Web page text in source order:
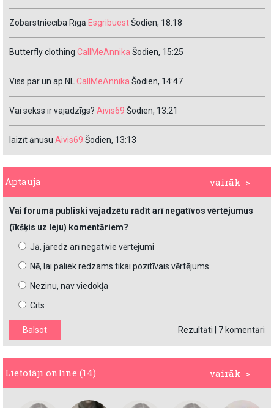
Zobārstniecība Rīgā EsgribuestŠodien, 18:18
Butterfly clothing CallMeAnnika Šodien, 15:25
Viss par un ap NL CallMeAnnika Šodien, 14:47
Vai sekss ir vajadzīgs? Aivis69 Šodien, 13:21
laizīt ānusu Aivis69 Šodien, 13:13
vairāk >
Aptauja
Vai forumā publiski vajadzētu rādīt arī negatīvos vērtējumus
(īkšķis uz leju) komentāriem?
Jā, jāredz arī negatīvie vērtējumi
Nē, lai paliek redzams tikai pozitīvais vērtējums
Nezinu, nav viedokļa
Cits
Rezultāti | 7 komentāri
vairāk >
Lietotāji online (14)